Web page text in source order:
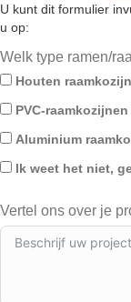
U kunt dit formulier
u op:
Welk type ramen/
Houten
PVC-raamkozijnen
Aluminium
Ik weet het niet,
Vertel ons over je